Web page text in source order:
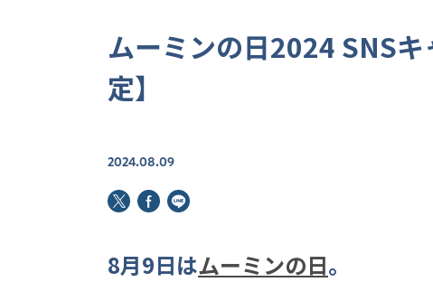
ムーミンの日2024 SNS
定】
2024.08.09
8月9日はムーミンの日。